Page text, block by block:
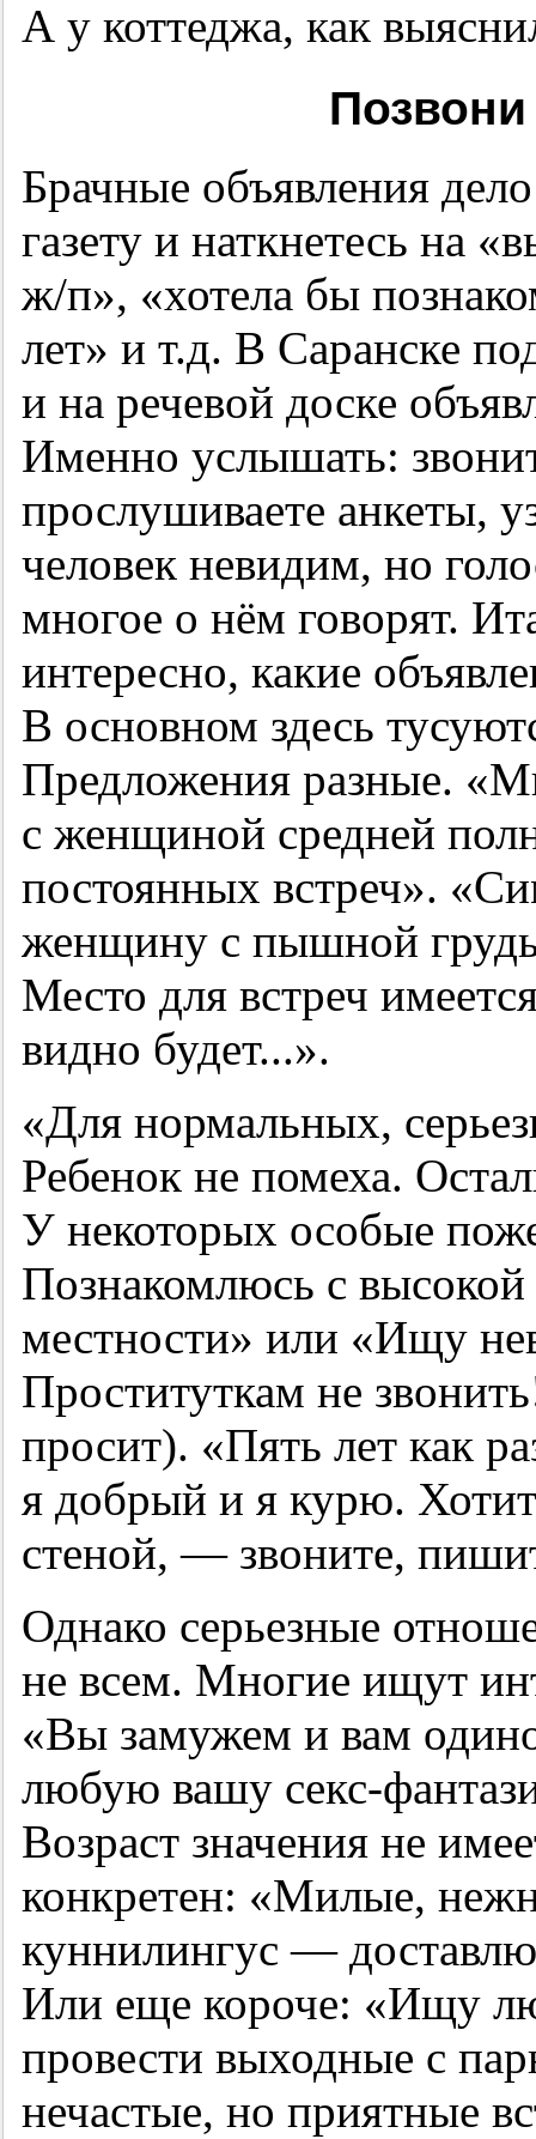
А у коттеджа, как
Брачные объявления
газету и наткнетесь на
ж/п», «хотела бы
лет» и т.д. В Саранске
и на речевой доске
Именно услышать:
прослушиваете анкеты,
человек невидим, но
многое о нём говорят.
интересно, какие
В основном здесь
Предложения разные.
с женщиной средней
постоянных встреч».
женщину с пышной
Место для встреч
видно будет...».
«Для нормальных,
Ребенок не помеха.
У некоторых особые
Познакомлюсь с высокой
местности» или «Ищу
Проституткам не
просит). «Пять лет как
я добрый и я курю.
стеной, — звоните,
Однако серьезные
не всем. Многие ищут
«Вы замужем и вам
любую вашу секс-
Возраст значения не
конкретен: «Милые,
куннилингус —
Или еще короче: «Ищу
провести выходные с
нечастые, но приятные